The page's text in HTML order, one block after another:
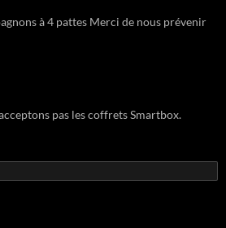
à 4 pattes Merci de nous prévenir
pas les coffrets Smartbox.